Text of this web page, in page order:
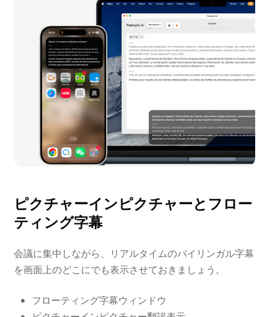
ピクチャーインピクチャーとフロー
ティング字幕
会議に集中しながら、リアルタイムのバイリンガル字幕
を画面上のどこにでも表示させておきましょう。
フローティング字幕ウィンドウ